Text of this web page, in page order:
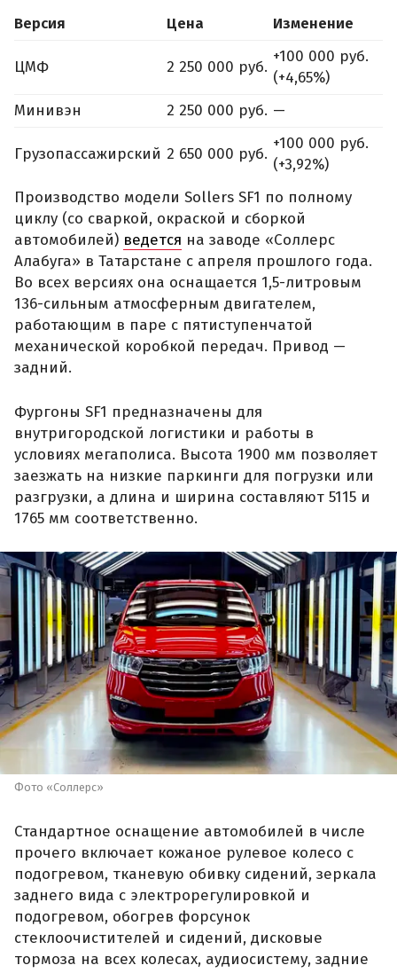
Версия Цена Изменение
ЦМФ 2 250 000 руб.
+100 000 руб.
(+4,65%)
Минивэн
2 250 000 руб. —
Грузопассажирский 2 650 000 руб.
+100 000 руб.
(+3,92%)
Производство модели Sollers SF1 по полному
циклу (со сваркой, окраской и сборкой
автомобилей) ведется на заводе «Соллерс
Алабуга» в Татарстане с апреля прошлого года.
Во всех версиях она оснащается 1,5-литровым
136-сильным атмосферным двигателем,
работающим в паре с пятиступенчатой
механической коробкой передач. Привод —
задний.
Фургоны SF1 предназначены для
внутригородской логистики и работы в
условиях мегаполиса. Высота 1900 мм позволяет
заезжать на низкие паркинги для погрузки или
разгрузки, а длина и ширина составляют 5115 и
1765 мм соответственно.
Фото «Соллерс»
Стандартное оснащение автомобилей в числе
прочего включает кожаное рулевое колесо с
подогревом, тканевую обивку сидений, зеркала
заднего вида с электрорегулировкой и
подогревом, обогрев форсунок
стеклоочистителей и сидений, дисковые
тормоза на всех колесах, аудиосистему, задние